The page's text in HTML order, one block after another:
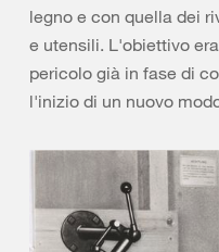
legno e con quella dei
e utensili. L'obiettivo
pericolo già in fase di
l'inizio di un nuovo